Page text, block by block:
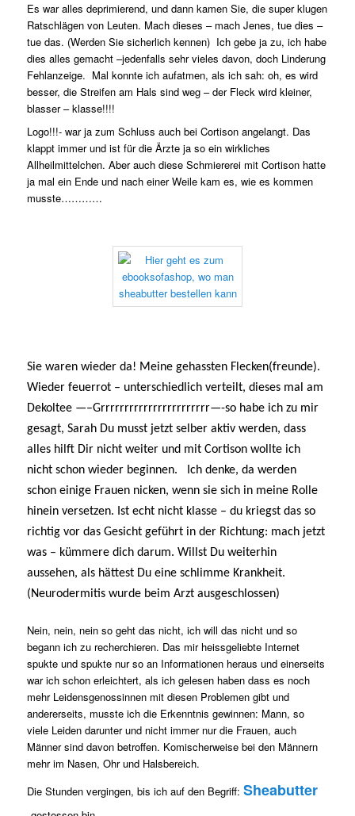
Es war alles deprimierend, und dann kamen Sie, die super klugen
Ratschlägen von Leuten. Mach dieses – mach Jenes, tue dies –
tue das. (Werden Sie sicherlich kennen) Ich gebe ja zu, ich habe
dies alles gemacht –jedenfalls sehr vieles davon, doch Linderung
Fehlanzeige. Mal konnte ich aufatmen, als ich sah: oh, es wird
besser, die Streifen am Hals sind weg – der Fleck wird kleiner,
blasser – klasse!!!!
Logo!!!- war ja zum Schluss auch bei Cortison angelangt. Das
klappt immer und ist für die Ärzte ja so ein wirkliches
Allheilmittelchen. Aber auch diese Schmiererei mit Cortison hatte
ja mal ein Ende und nach einer Weile kam es, wie es kommen
musste…………
Sie waren wieder da! Meine gehassten Flecken(freunde).
Wieder feuerrot – unterschiedlich verteilt, dieses mal am
Dekoltee —–Grrrrrrrrrrrrrrrrrrrrrrr—-so habe ich zu mir
gesagt, Sarah Du musst jetzt selber aktiv werden, dass
alles hilft Dir nicht weiter und mit Cortison wollte ich
nicht schon wieder beginnen.
Ich denke, da werden
schon einige Frauen nicken, wenn sie sich in meine Rolle
hinein versetzen. Ist echt nicht klasse – du kriegst das so
richtig vor das Gesicht geführt in der Richtung: mach jetzt
was – kümmere dich darum. Willst Du weiterhin
aussehen, als hättest Du eine schlimme Krankheit.
(Neurodermitis wurde beim Arzt ausgeschlossen)
Nein, nein, nein so geht das nicht, ich will das nicht und so
begann ich zu recherchieren. Das mir heissgeliebte Internet
spukte und spukte nur so an Informationen heraus und einerseits
war ich schon erleichtert, als ich gelesen haben dass es noch
mehr Leidensgenossinnen mit diesen Problemen gibt und
andererseits, musste ich die Erkenntnis gewinnen: Mann, so
viele Leiden darunter und nicht immer nur die Frauen, auch
Männer sind davon betroffen. Komischerweise bei den Männern
mehr im Nasen, Ohr und Halsbereich.
Die Stunden vergingen, bis ich auf den Begriff:Sheabutter